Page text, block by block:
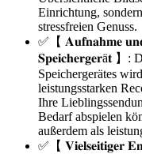
Einrichtung,
stressfreien Genuss.
✅【 𝐀𝐮𝐟𝐧𝐚𝐡𝐦𝐞
𝐒𝐩𝐞𝐢𝐜𝐡𝐞𝐫𝐠𝐞𝐫ä𝐭 】:
Speichergerätes
leistungsstarken
Ihre
Bedarf abspielen
außerdem als
✅【 𝐕𝐢𝐞𝐥𝐬𝐞𝐢𝐭𝐢𝐠𝐞𝐫